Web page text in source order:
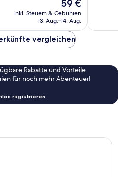
Preis
beträgt
59 €
inkl. Steuern & Gebühren
13. Aug.–14. Aug.
vergleichen
Rabatte und Vorteile
für noch mehr Abenteuer!
registrieren